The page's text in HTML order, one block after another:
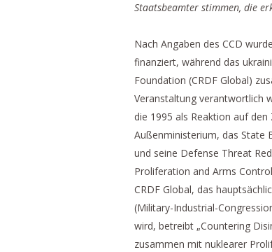
Staatsbeamter stimmen, die
Nach Angaben des CCD
finanziert, während das
Foundation (CRDF Global)
Veranstaltung verantwortlich
die 1995 als Reaktion auf
Außenministerium, das State
und seine Defense Threat
Proliferation and Arms
CRDF Global, das
(Military-Industrial-
wird, betreibt „Countering
zusammen mit nuklearer